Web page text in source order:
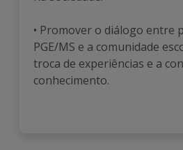
• Promover o diálogo entre
PGE/MS e a comunidade
troca de experiências e a
conhecimento.